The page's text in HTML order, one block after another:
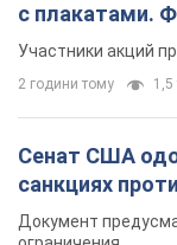
с плакатами.
Участники акций
2 години тому 1,5
Сенат США
санкциях
Документ